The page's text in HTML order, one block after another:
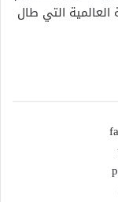
العالمية التي طال